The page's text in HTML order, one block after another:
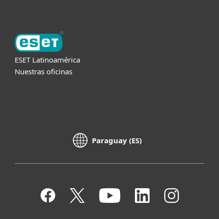
ESET Latinoamérica
Nuestras oficinas
Paraguay (ES)